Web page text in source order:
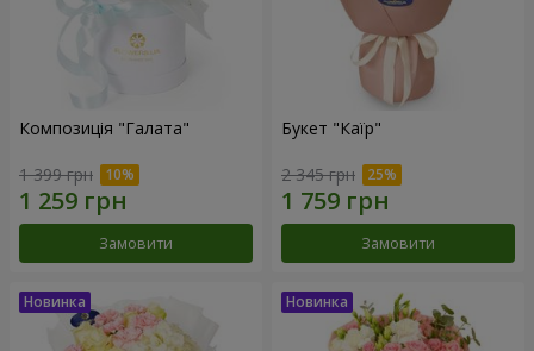
Композиція "Галата"
1 399 грн
Замовити
Букет "Каїр"
2 345 грн
Замовити